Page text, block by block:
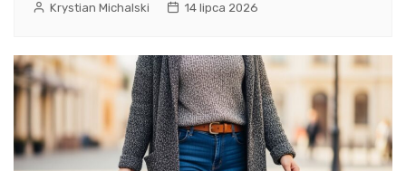
Krystian Michalski 14 lipca 2026